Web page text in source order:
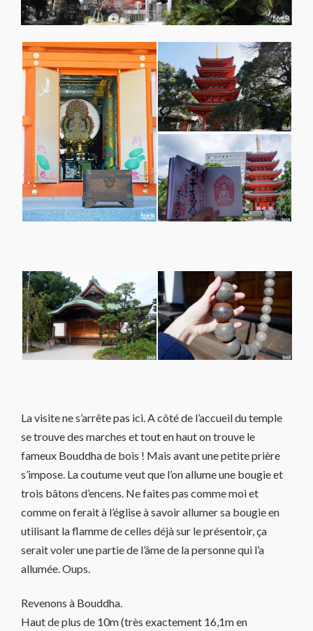
La visite ne s’arrête pas ici. A côté de l’accueil du temple
se trouve des marches et tout en haut on trouve le
fameux Bouddha de bois ! Mais avant une petite prière
s’impose. La coutume veut que l’on allume une bougie et
trois bâtons d’encens. Ne faites pas comme moi et
comme on ferait à l’église à savoir allumer sa bougie en
utilisant la flamme de celles déjà sur le présentoir, ça
serait voler une partie de l’âme de la personne qui l’a
allumée. Oups.
Revenons à Bouddha.
Haut de plus de 10m (très exactement 16,1m en